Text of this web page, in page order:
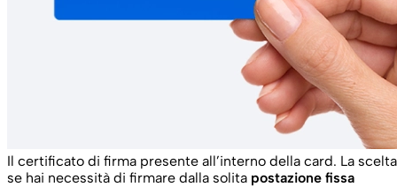
Il certificato di firma presente all’interno della card. La
se hai necessità di firmare dalla solita postazione fissa